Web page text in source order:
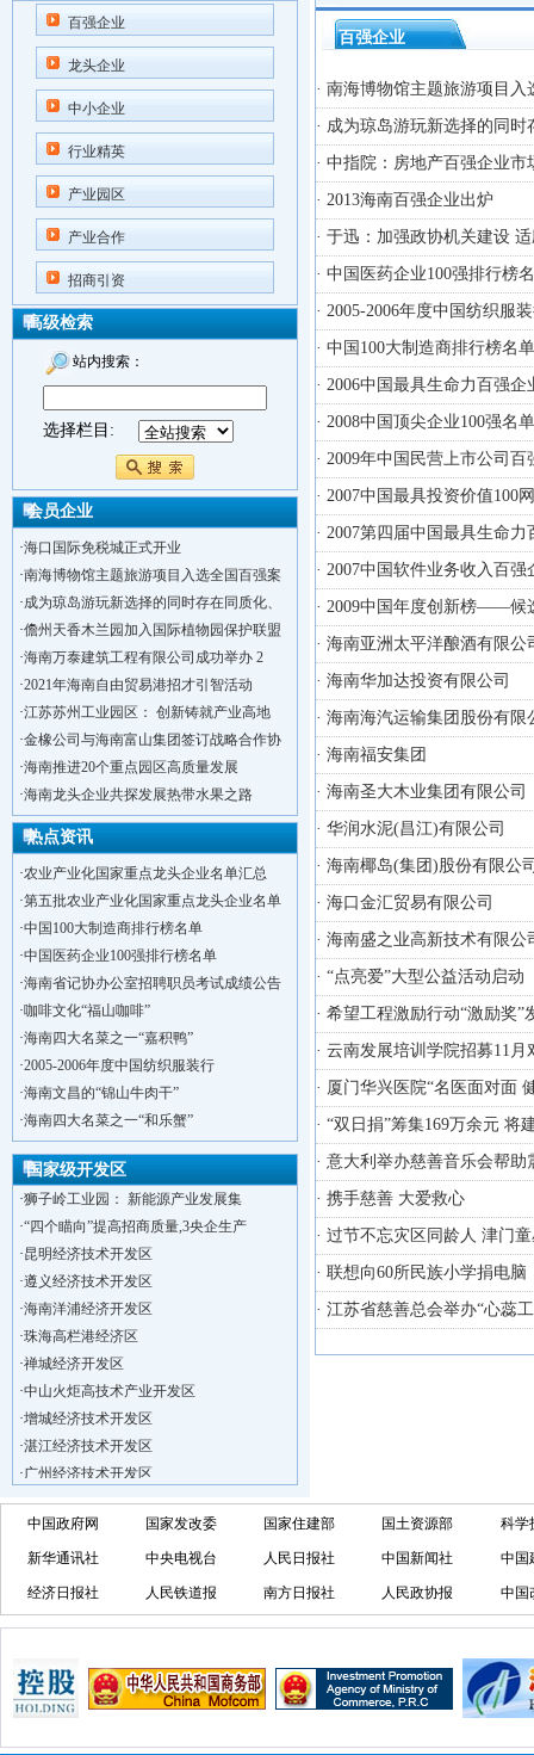
百强企业
龙头企业
中小企业
行业精英
产业园区
产业合作
招商引资
高级检索
站内搜索：
选择栏目:
会员企业
·海口国际免税城正式开业
·南海博物馆主题旅游项目入选全国百强案
·成为琼岛游玩新选择的同时存在同质化、
·儋州天香木兰园加入国际植物园保护联盟
·海南万泰建筑工程有限公司成功举办 2
·2021年海南自由贸易港招才引智活动
·江苏苏州工业园区： 创新铸就产业高地
·金橡公司与海南富山集团签订战略合作协
·海南推进20个重点园区高质量发展
·海南龙头企业共探发展热带水果之路
热点资讯
·农业产业化国家重点龙头企业名单汇总
·第五批农业产业化国家重点龙头企业名单
·中国100大制造商排行榜名单
·中国医药企业100强排行榜名单
·海南省记协办公室招聘职员考试成绩公告
·咖啡文化“福山咖啡”
·海南四大名菜之一“嘉积鸭”
·2005-2006年度中国纺织服装行
·海南文昌的“锦山牛肉干”
·海南四大名菜之一“和乐蟹”
国家级开发区
洋浦不断延伸产业链，推进一批石化产业
·海口今年将投入44.4亿元推进江东新
·新加坡海口国家高新区国际创新创业中心
狮子岭工业园： 新能源产业发展集
“四个瞄向”提高招商质量,3央企生产
昆明经济技术开发区
遵义经济技术开发区
海南洋浦经济开发区
珠海高栏港经济区
禅城经济开发区
中山火炬高技术产业开发区
增城经济技术开发区
湛江经济技术开发区
广州经济技术开发区
大亚湾经济技术开发区
北京经济技术开发区
海口今年将投入44.4亿元推进江东新
·新加坡海口国家高新区国际创新创业中心
·“四个瞄向”提高招商质量,3央企生产
·昆明经济技术开发区
百强企业
· 南海博物馆主题旅游项目入
· 成为琼岛游玩新选择的同
· 中指院：房地产百强企业市
· 2013海南百强企业出炉
· 于迅：加强政协机关建设
· 中国医药企业100强排行榜
· 2005-2006年度中国纺织服
· 中国100大制造商排行榜名单
· 2006中国最具生命力百强企
· 2008中国顶尖企业100强名单
· 2009年中国民营上市公司百
· 2007中国最具投资价值100
· 2007第四届中国最具生命
· 2007中国软件业务收入百强
· 2009中国年度创新榜——候
· 海南亚洲太平洋酿酒有限公
· 海南华加达投资有限公司
· 海南海汽运输集团股份有限
· 海南福安集团
· 海南圣大木业集团有限公司
· 华润水泥(昌江)有限公司
· 海南椰岛(集团)股份有限公
· 海口金汇贸易有限公司
· 海南盛之业高新技术有限公
· “点亮爱”大型公益活动启动
· 希望工程激励行动“激励奖
· 云南发展培训学院招募11月
· 厦门华兴医院“名医面对面
· “双日捐”筹集169万余元 将
· 意大利举办慈善音乐会帮助
· 携手慈善 大爱救心
· 过节不忘灾区同龄人 津门
· 联想向60所民族小学捐电脑
· 江苏省慈善总会举办“心蕊
中国政府网 国家发改委 国家住建部 国土资源部 科学
新华通讯社 中央电视台 人民日报社 中国新闻社 中国
经济日报社 人民铁道报 南方日报社 人民政协报 中国